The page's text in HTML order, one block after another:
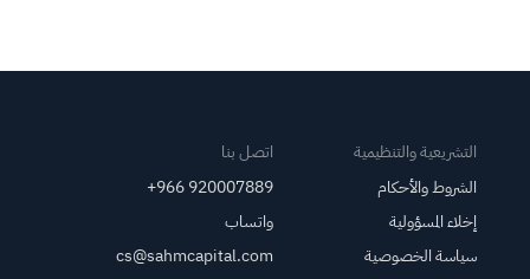
التشريعية والتنظيمية
الشروط والأحكام
إخلاء المسؤولية
سياسة الخصوصية
اتصل بنا
+966 920007889
واتساب
cs@sahmcapital.com